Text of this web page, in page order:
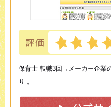
保育士 転職3回→メーカー企業
り 。